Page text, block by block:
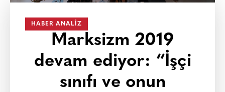
HABER ANALIZ
Marksizm 2019
devam ediyor: “İşçi
sınıfı ve onun